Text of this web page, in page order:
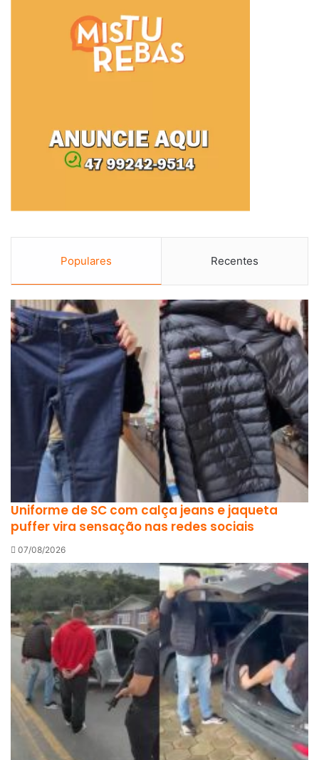
Populares Recentes
Uniforme de SC com calça jeans e jaqueta
puffer vira sensação nas redes sociais
07/08/2026